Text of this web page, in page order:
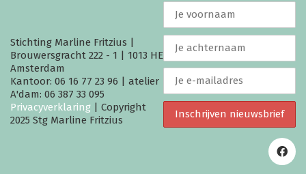
Stichting Marline Fritzius |
Brouwersgracht 222 - 1 | 1013 HE
Amsterdam
Kantoor: 06 16 77 23 96 | atelier
A'dam: 06 387 33 095
Privacyverklaring | Copyright
2025 Stg Marline Fritzius